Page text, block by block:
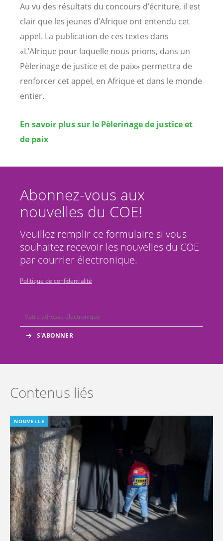
Au vu des résultats du concours d’écriture, il est
clair que les jeunes d’Afrique ont entendu cet
appel. La publication de ces textes dans
«L’Afrique pour laquelle nous prions, dans un
Pèlerinage de justice et de paix» permettra de
renforcer cet appel, en Afrique et dans le monde
entier.
En savoir plus sur le Pèlerinage de justice et
de paix
Abonnez-vous aux
nouvelles du COE!
Veuillez remplir ce formulaire si vous
souhaitez recevoir les nouvelles du COE
par courrier électronique.
Politique de confidentialité
Contenus liés
NOUVELLE